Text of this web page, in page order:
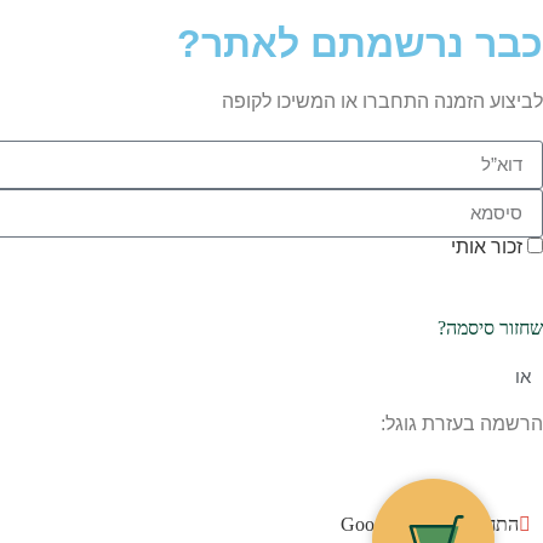
כבר נרשמתם לאתר?
לביצוע הזמנה התחברו או המשיכו לקופה
זכור אותי
שחזור סיסמה?
או
הרשמה בעזרת גוגל:
התחברו עם גוגל Google